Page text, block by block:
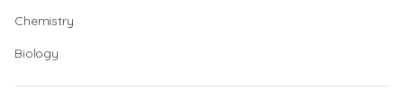
Chemistry
Biology